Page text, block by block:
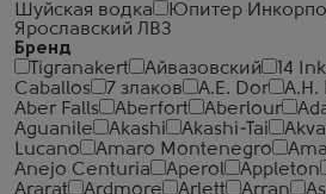
Шуйская водка
Юпитер
Ярославский ЛВЗ
Бренд
Tigranakert
Айвазовский 14
Caballos
7 злаков A.E. Dor A.H.
Aber Falls
Aberfort Aberlour
Aguanile
Akashi Akashi-Tai
Lucano
Amaro Montenegro
Anejo Centuria
Aperol Appleton